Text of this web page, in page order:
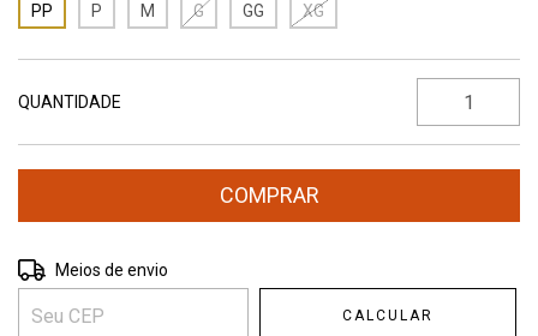
PP P M G GG XG
QUANTIDADE
Entregas para o CEP:
Meios de envio
CALCULAR